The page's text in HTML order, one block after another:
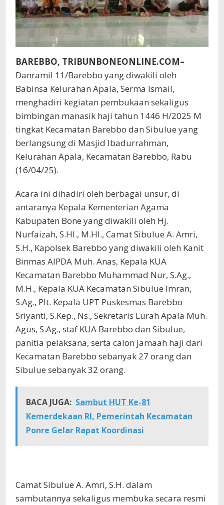
BAREBBO, TRIBUNBONEONLINE.COM–
Danramil 11/Barebbo yang diwakili oleh
Babinsa Kelurahan Apala, Serma Ismail,
menghadiri kegiatan pembukaan sekaligus
bimbingan manasik haji tahun 1446 H/2025 M
tingkat Kecamatan Barebbo dan Sibulue yang
berlangsung di Masjid Ibadurrahman,
Kelurahan Apala, Kecamatan Barebbo, Rabu
(16/04/25).
Acara ini dihadiri oleh berbagai unsur, di
antaranya Kepala Kementerian Agama
Kabupaten Bone yang diwakili oleh Hj.
Nurfaizah, S.HI., M.HI., Camat Sibulue A. Amri,
S.H., Kapolsek Barebbo yang diwakili oleh Kanit
Binmas AIPDA Muh. Anas, Kepala KUA
Kecamatan Barebbo Muhammad Nur, S.Ag.,
M.H., Kepala KUA Kecamatan Sibulue Imran,
S.Ag., Plt. Kepala UPT Puskesmas Barebbo
Sriyanti, S.Kep., Ns., Sekretaris Lurah Apala Muh.
Agus, S.Ag., staf KUA Barebbo dan Sibulue,
panitia pelaksana, serta calon jamaah haji dari
Kecamatan Barebbo sebanyak 27 orang dan
Sibulue sebanyak 32 orang.
BACA JUGA: Sambut HUT Ke-81
Kemerdekaan RI, Pemerintah Kecamatan
Ponre Gelar Rapat Koordinasi
Camat Sibulue A. Amri, S.H. dalam
sambutannya sekaligus membuka secara resmi